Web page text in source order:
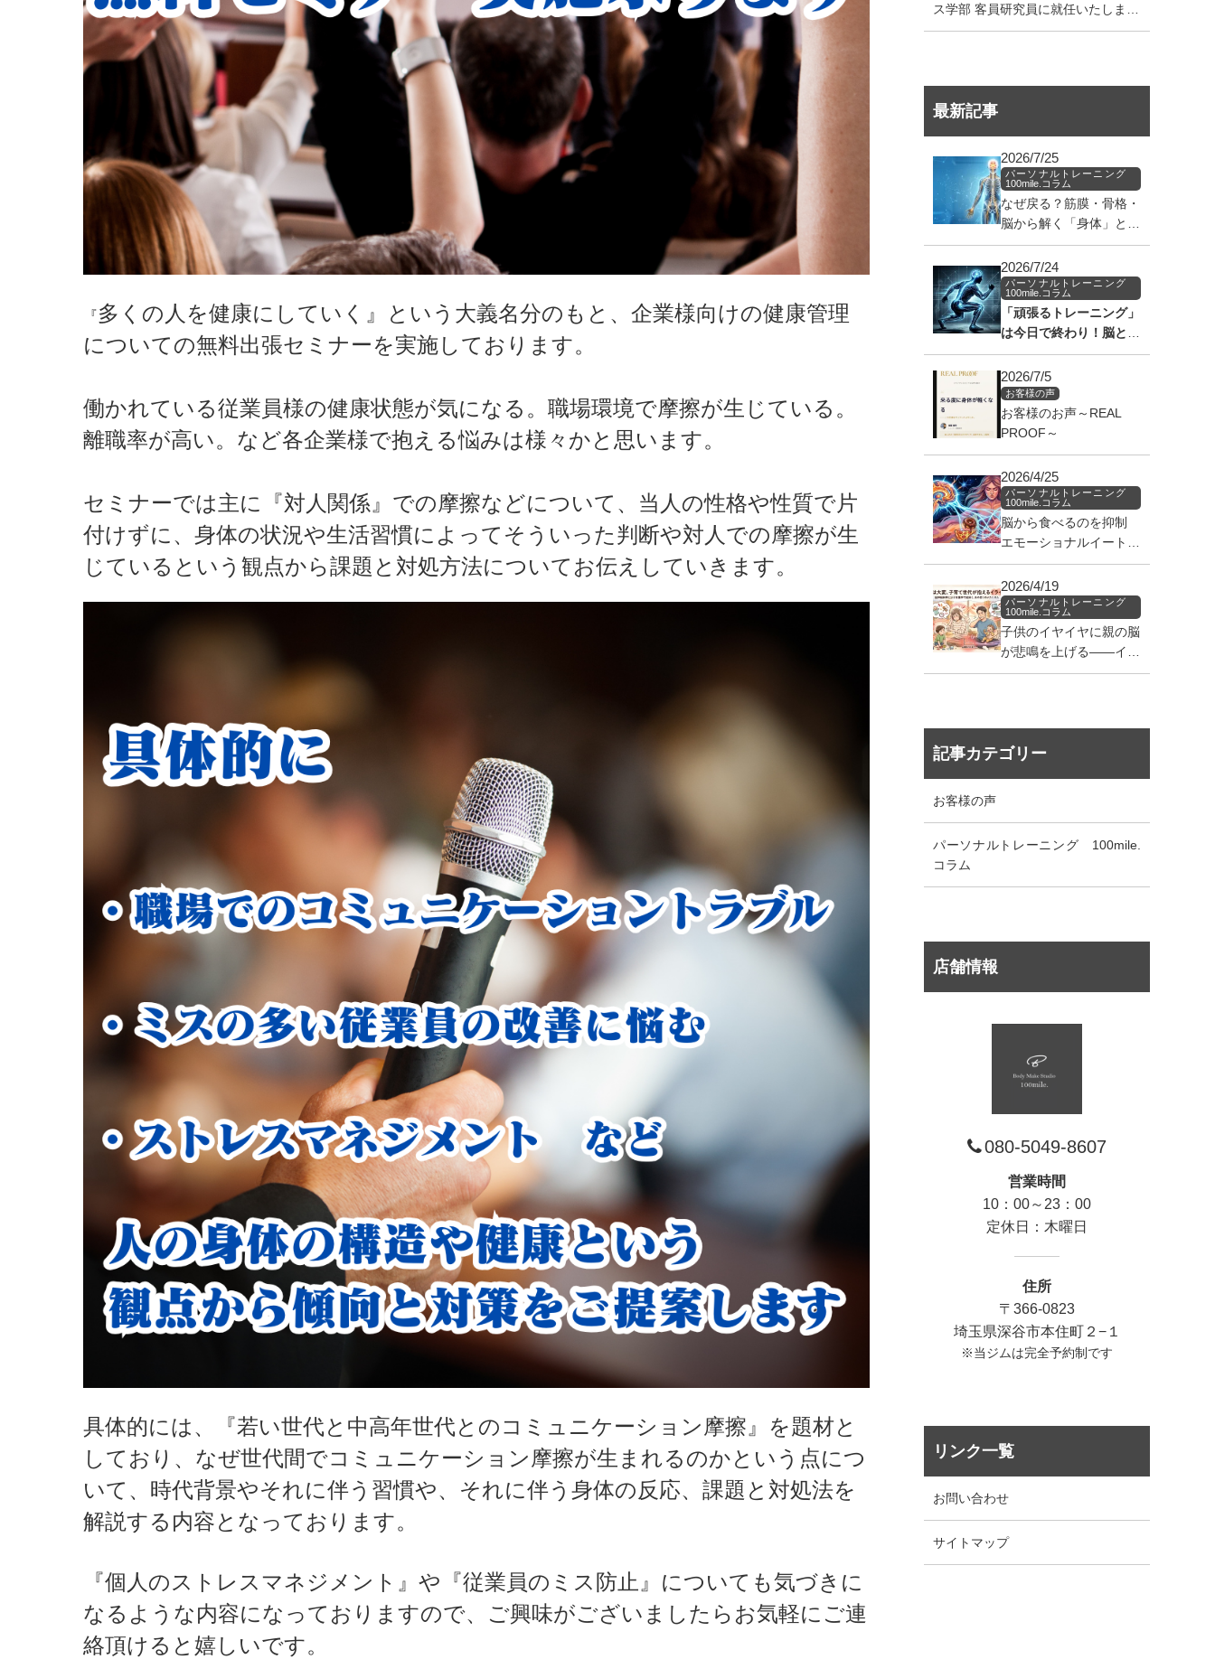
『多くの人を健康にしていく』という大義名分のもと、企業様向けの健康管理
についての無料出張セミナーを実施しております。
働かれている従業員様の健康状態が気になる。職場環境で摩擦が生じている。
離職率が高い。など各企業様で抱える悩みは様々かと思います。
セミナーでは主に『対人関係』での摩擦などについて、当人の性格や性質で片
付けずに、身体の状況や生活習慣によってそういった判断や対人での摩擦が生
じているという観点から課題と対処方法についてお伝えしていきます。
具体的には、『若い世代と中高年世代とのコミュニケーション摩擦』を題材と
しており、なぜ世代間でコミュニケーション摩擦が生まれるのかという点につ
いて、時代背景やそれに伴う習慣や、それに伴う身体の反応、課題と対処法を
解説する内容となっております。
『個人のストレスマネジメント』や『従業員のミス防止』についても気づきに
なるような内容になっておりますので、ご興味がございましたらお気軽にご連
絡頂けると嬉しいです。
ス学部 客員研究員に就任いたしまし
た！
最新記事
2026/7/25
パーソナルトレーニング
100mile.コラム
なぜ戻る？筋膜・骨格・
脳から解く「身体」と
「筋肉」のバグ
2026/7/24
パーソナルトレーニング
100mile.コラム
「頑張るトレーニング」
は今日で終わり！脳と筋
肉の通信ラインを繋ぎ、
身体を覚醒させる神経科
学のアプローチ
2026/7/5
お客様の声
お客様のお声～REAL
PROOF～
2026/4/25
パーソナルトレーニング
100mile.コラム
脳から食べるのを抑制
エモーショナルイートを
止めろ！！
2026/4/19
パーソナルトレーニング
100mile.コラム
子供のイヤイヤに親の脳
が悲鳴を上げる——イラ
イラの正体を知る処方箋
記事カテゴリー
お客様の声
パーソナルトレーニング 100mile.
コラム
店舗情報
080-5049-8607
営業時間
10：00～23：00
定休日：木曜日
住所
〒366-0823
埼玉県深谷市本住町２−１
※当ジムは完全予約制です
リンク一覧
お問い合わせ
サイトマップ